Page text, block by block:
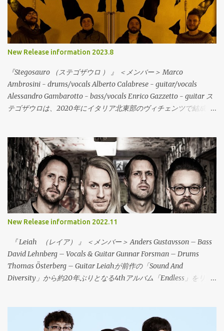
New Release information 2023.8
『Stegosauro （ステゴザウロ ） 』 ＜メンバー＞ Marco
Ambrosini - drums/vocals Alberto Calabrese - guitar/vocals
Alessandro Gambarotto - bass/vocals Enrico Gazzetto - guitar ス
テゴザウロは、2020年にイタリア北東部のヴィチェンツで結成さ
るメンバーが友人を通じて知り合って活動を開始。今作は、デビ
ューEPの6曲入りで、すでにデジタルでは配信されて注目を集めて
いる。レコードは、イタリアのValerian SwingやDAGS!などのリリ
ースや来日を一緒にサポートした、To Lose La Trackとの共同でリ
リース！CDやカセットテープもリリースされ、地元のローカルレ
ーベル（Dischi Decenti / Longrail / È Un Brutto Posto Dove Vivere
/ Troppistruzzi / 1a0）が共同でリリース。まさに、ダークホース
す存在になるであろう。彼らは、MidWest Emoやマスロックなど
の影響を公言していることもあり、CAP‘N JAZZ～AMERICAN
FOOTBALL～ALGERNON CADWALLADER～SNOWINGと引き継が
れてきたサウンドが、今このバンドによって鳴らされている。冒
ロングでMidwest Emoの新時代を切り開く！ Stegosauro -
「EP」 01.Jap'n Cazz 02.Squalo 03.Van Houten 04.Tangram
New Release information 2022.11
『 Leiah （レイア） 』 ＜メンバー＞ Anders Gustavsson – Bass
David Lehnberg – Vocals & Guitar Gunnar Forsman – Drums
Thomas Österberg – Guitar Leiahが前作の「Sound And
Diversity」から約20年ぶりとなる4thアルバム「Endless」をリリ
2018年から、オフィシャルのInstagram や Facebookでバンドがス
タジオで新曲の制作を行っていることを告知して話題となった。